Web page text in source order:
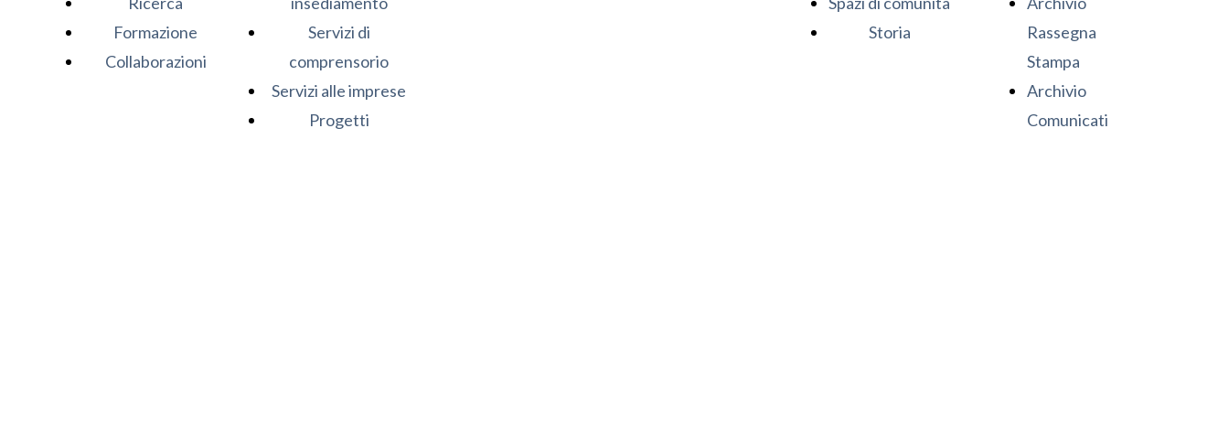
Formazione
Collaborazioni
Servizi di
comprensorio
Servizi alle imprese
Progetti
Storia
Rassegna
Stampa
Archivio
Comunicati